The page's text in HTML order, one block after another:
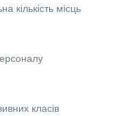
кількість місць
класів